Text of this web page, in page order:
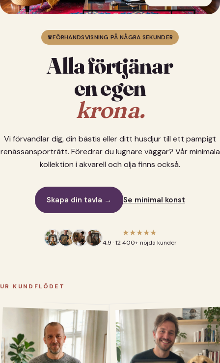
♛FÖRHANDSVISNING PÅ NÅGRA SEKUNDER
Alla förtjänar
en egen
krona.
Vi förvandlar dig, din bästis eller ditt husdjur till ett pampigt
renässansporträtt. Föredrar du lugnare väggar? Vår minimala
kollektion i akvarell och olja finns också.
Skapa din tavla → Se minimal konst
★★★★★
4,9 · 12 400+ nöjda kunder
UR KUNDFLÖDET